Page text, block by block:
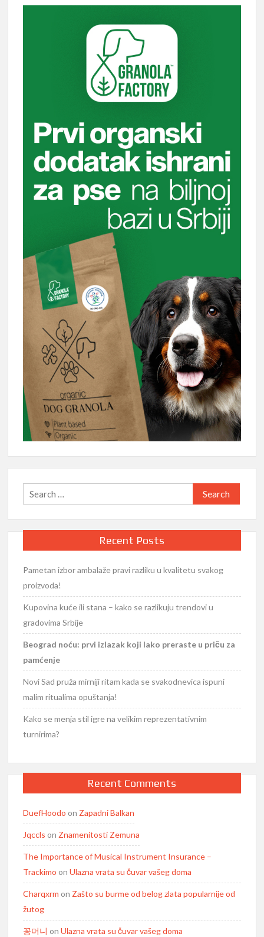
Search
for:
Recent Posts
Pametan izbor ambalaže pravi razliku u kvalitetu svakog
proizvoda!
Kupovina kuće ili stana – kako se razlikuju trendovi u
gradovima Srbije
Beograd noću: prvi izlazak koji lako preraste u priču za
pamćenje
Novi Sad pruža mirniji ritam kada se svakodnevica ispuni
malim ritualima opuštanja!
Kako se menja stil igre na velikim reprezentativnim
turnirima?
Recent Comments
DuefHoodo on Zapadni Balkan
Jqccls on Znamenitosti Zemuna
The Importance of Musical Instrument Insurance –
Trackimo onUlazna vrata su čuvar vašeg doma
Charqxrm on Zašto su burme od belog zlata popularnije od
žutog
꽁머니 onUlazna vrata su čuvar vašeg doma